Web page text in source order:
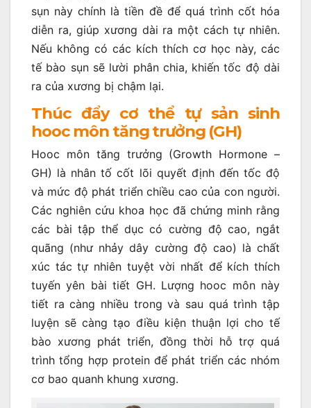
sụn này chính là tiền đề để quá trình cốt hóa
diễn ra, giúp xương dài ra một cách tự nhiên.
Nếu không có các kích thích cơ học này, các
tế bào sụn sẽ lười phân chia, khiến tốc độ dài
ra của xương bị chậm lại.
Thúc đẩy cơ thể tự sản sinh
hooc môn tăng trưởng (GH)
Hooc môn tăng trưởng (Growth Hormone –
GH) là nhân tố cốt lõi quyết định đến tốc độ
và mức độ phát triển chiều cao của con người.
Các nghiên cứu khoa học đã chứng minh rằng
các bài tập thể dục có cường độ cao, ngắt
quãng (như nhảy dây cường độ cao) là chất
xúc tác tự nhiên tuyệt vời nhất để kích thích
tuyến yên bài tiết GH. Lượng hooc môn này
tiết ra càng nhiều trong và sau quá trình tập
luyện sẽ càng tạo điều kiện thuận lợi cho tế
bào xương phát triển, đồng thời hỗ trợ quá
trình tổng hợp protein để phát triển các nhóm
cơ bao quanh khung xương.